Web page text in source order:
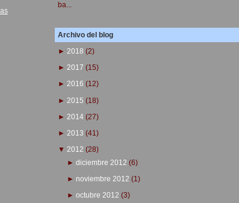
ba...
Archivo del blog
► 2018 (2)
► 2017 (15)
► 2016 (12)
► 2015 (18)
► 2014 (27)
► 2013 (41)
▼ 2012 (28)
► diciembre 2012 (6)
► noviembre 2012 (1)
► octubre 2012 (3)